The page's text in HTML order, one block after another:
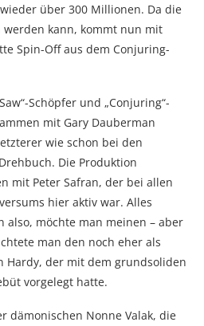
über 300 Millionen. Da die
werden kann, kommt nun mit
Spin-Off aus dem Conjuring-
Schöpfer und „Conjuring“-
mit Gary Dauberman
wie schon bei den
Die Produktion
mit Peter Safran, der bei allen
hier aktiv war. Alles
also, möchte man meinen – aber
man den noch eher als
Hardy, der mit dem grundsoliden
vorgelegt hatte.
dämonischen Nonne Valak, die